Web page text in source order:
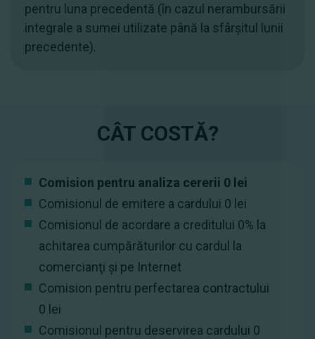
pentru luna precedentă (în cazul nerambursării
integrale a sumei utilizate până la sfârșitul lunii
precedente).
CÂT COSTĂ?
Сomision pentru analiza cererii 0 lei
Comisionul de emitere a cardului 0 lei
Comisionul de acordare a creditului 0% la
achitarea cumpărăturilor cu cardul la
comercianţi şi pe Internet
Comision pentru perfectarea contractului
0 lei
Comisionul pentru deservirea cardului 0